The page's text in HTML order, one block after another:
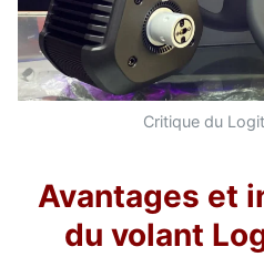
Critique du
Avantages et
du volant